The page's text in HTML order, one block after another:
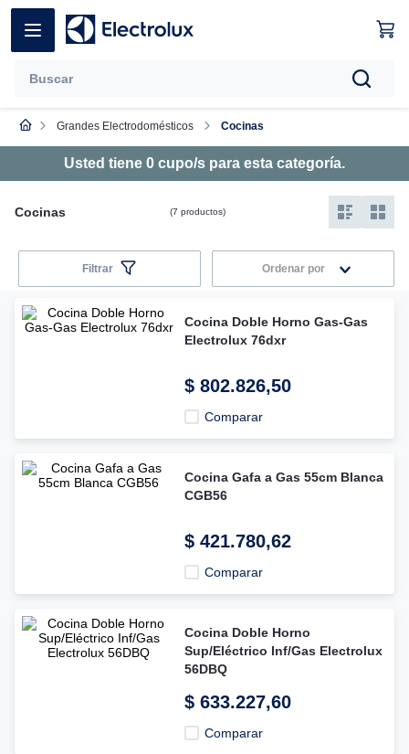
Grandes Electrodomésticos Cocinas
Usted tiene 0 cupo/s para esta categoría.
Cocinas 7 productos
Filtrar Ordenar por
Cocina Doble Horno Gas-Gas
Electrolux 76dxr
$ 802.826,50
Comparar
Cocina Gafa a Gas 55cm Blanca
CGB56
$ 421.780,62
Comparar
Cocina Doble Horno
Sup/Eléctrico Inf/Gas Electrolux
56DBQ
$ 633.227,60
Comparar